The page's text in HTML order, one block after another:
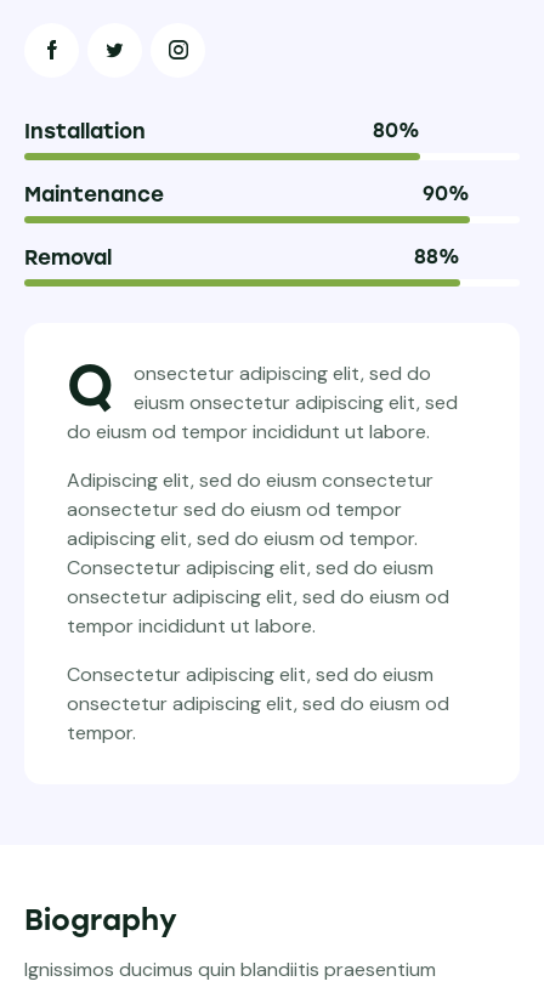
Installation 80%
Maintenance 90%
Removal 88%
Q
onsectetur adipiscing elit, sed do
eiusm onsectetur adipiscing elit, sed
do eiusm od tempor incididunt ut labore.
Adipiscing elit, sed do eiusm consectetur
aonsectetur sed do eiusm od tempor
adipiscing elit, sed do eiusm od tempor.
Consectetur adipiscing elit, sed do eiusm
onsectetur adipiscing elit, sed do eiusm od
tempor incididunt ut labore.
Consectetur adipiscing elit, sed do eiusm
onsectetur adipiscing elit, sed do eiusm od
tempor.
Biography
Ignissimos ducimus quin blandiitis praesentium